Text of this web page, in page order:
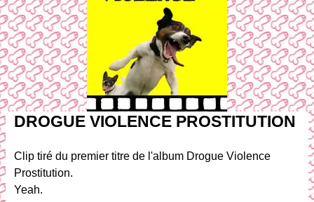
DROGUE VIOLENCE PROSTITUTION
Clip tiré du premier titre de l'album Drogue Violence
Prostitution.
Yeah.